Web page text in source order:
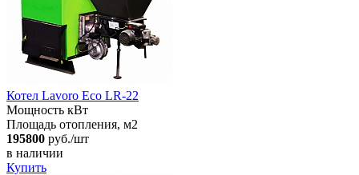
Котел Lavoro Eco LR-22
Мощность кВт
Площадь отопления, м2
195800 руб./шт
в наличии
Купить